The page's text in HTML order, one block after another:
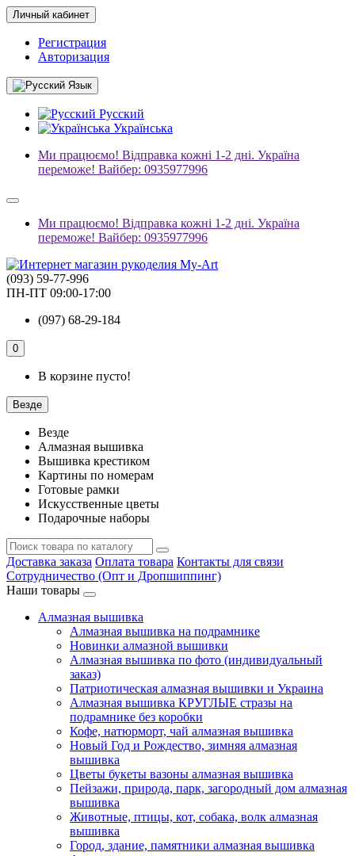
Личный кабинет
Регистрация
Авторизация
Язык
Русский
Українська
Ми працюємо! Відправка кожні 1-2 дні. Україна
переможе! Вайбер: 0935977996
Ми працюємо! Відправка кожні 1-2 дні. Україна
переможе! Вайбер: 0935977996
(093) 59-77-996
ПН-ПТ 09:00-17:00
(097) 68-29-184
0
В корзине пусто!
Везде
Везде
Алмазная вышивка
Вышивка крестиком
Картины по номерам
Готовые рамки
Искусственные цветы
Подарочные наборы
Доставка заказа Оплата товара Контакты для связи
Сотрудничество (Опт и Дропшиппинг)
Наши товары
Алмазная вышивка
Алмазная вышивка на подрамнике
Новинки алмазной вышивки
Алмазная вышивка по фото (индивидуальный
заказ)
Патриотическая алмазная вышивки и Украина
Алмазная вышивка КРУГЛЫЕ стразы на
подрамнике без коробки
Кофе, натюрморт, чай алмазная вышивка
Новый Год и Рождество, зимняя алмазная
вышивка
Цветы букеты вазоны алмазная вышивка
Пейзажи, природа, парк, загородный дом алмазная
вышивка
Животные, птицы, кот, собака, волк алмазная
вышивка
Город, здание, памятники алмазная вышивка